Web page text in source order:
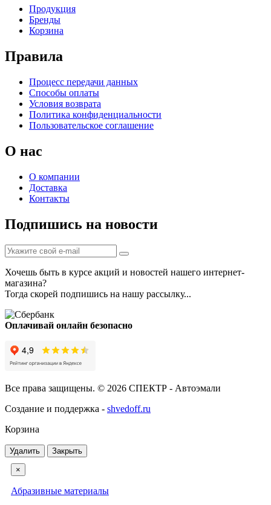
Продукция
Бренды
Корзина
Правила
Процесс передачи данных
Способы оплаты
Условия возврата
Политика конфиденциальности
Пользовательское соглашение
О нас
О компании
Доставка
Контакты
Подпишись на новости
Хочешь быть в курсе акций и новостей нашего интернет-
магазина?
Тогда скорей подпишись на нашу рассылку...
Оплачивай онлайн безопасно
Все права защищены. © 2026 СПЕКТР - Автоэмали
Создание и поддержка - shvedoff.ru
Корзина
Удалить Закрыть
×
Абразивные материалы